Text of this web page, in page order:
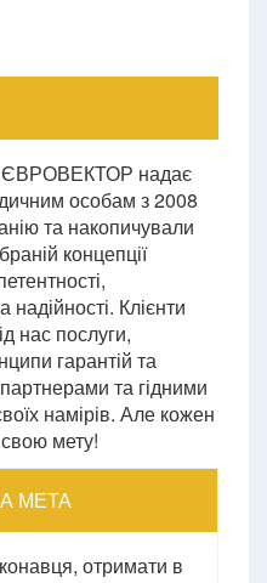
надає
особам з 2008
та накопичували
концепції
надійності. Клієнти
нас послуги,
гарантій та
та гідними
намірів. Але кожен
мету!
МЕТА
отримати в